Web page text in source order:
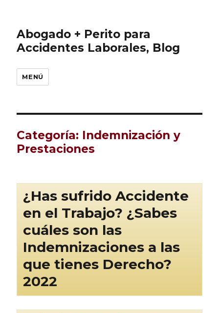
Abogado + Perito para
Accidentes Laborales, Blog
MENÚ
Categoría: Indemnización y
Prestaciones
¿Has sufrido Accidente
en el Trabajo? ¿Sabes
cuáles son las
Indemnizaciones a las
que tienes Derecho?
2022